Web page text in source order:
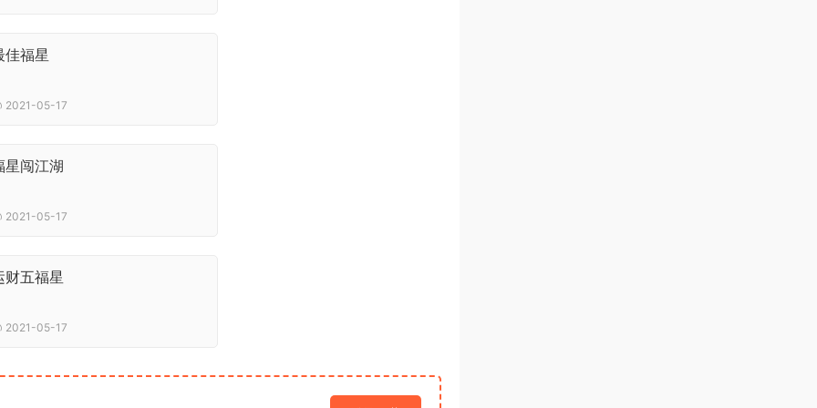
佳福星
2021-05-17
星闯江湖
2021-05-17
财五福星
2021-05-17